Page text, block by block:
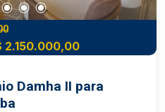
2.150.000,00
Damha II para